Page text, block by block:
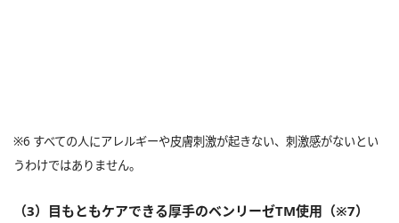
※6 すべての人にアレルギーや皮膚刺激が起きない、刺激感がないとい
うわけではありません。
（3）目もともケアできる厚手のベンリーゼTM使用（※7）